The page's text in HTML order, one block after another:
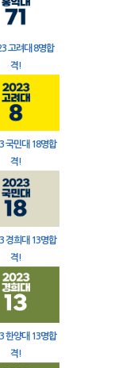
고려대 8명합
격!
국민대 18명합
격!
경희대 13명합
격!
한양대 13명합
격!